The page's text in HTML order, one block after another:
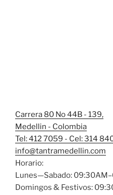
Carrera 80 No 44B - 139,
Medellin - Colombia
Tel: 412 7059 - Cel: 314
info@tantramedellin.com
Horario:
Lunes—Sabado:
Domingos & Festivos: